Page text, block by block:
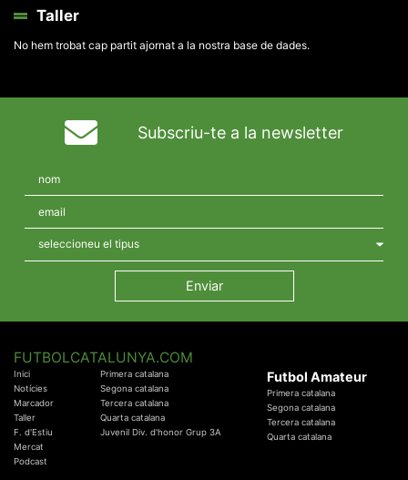
Taller
No hem trobat cap partit ajornat a la nostra base de dades.
Subscriu-te a la newsletter
FUTBOLCATALUNYA.COM
Inici
Notícies
Marcador
Taller
F. d'Estiu
Mercat
Podcast
Primera catalana
Segona catalana
Tercera catalana
Quarta catalana
Juvenil Div. d'honor Grup 3A
Futbol Amateur
Primera catalana
Segona catalana
Tercera catalana
Quarta catalana